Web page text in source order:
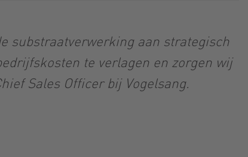
substraatverwerking aan strategisch
te verlagen en zorgen wij
Sales Officer bij Vogelsang.